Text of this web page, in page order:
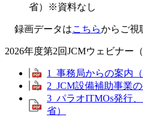
省）※資料なし
録画データはこちらからご視
2026年度第2回JCMウェビナー
1_事務局からの案内（
2_JCM設備補助事業
3_パラオITMOs発行
省）